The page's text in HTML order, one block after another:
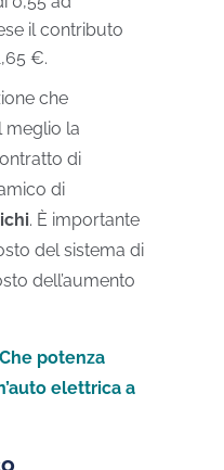
il contributo
€.
che
meglio la
di
di
. È importante
del sistema di
dell’aumento
potenza
elettrica a